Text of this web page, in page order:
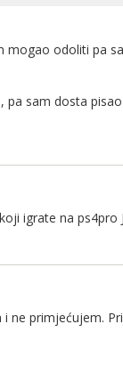
mogao odoliti pa
sam dosta
igrate na
i ne primjećujem.